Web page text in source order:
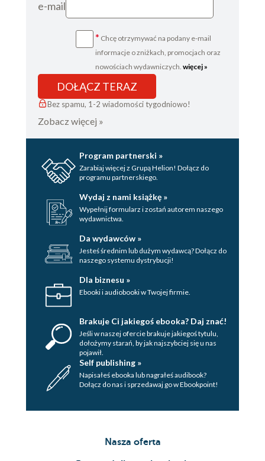
e-mail
* Chcę otrzymywać na podany e-mail
informacje o zniżkach, promocjach oraz
nowościach wydawniczych. więcej »
DOŁĄCZ TERAZ
Bez spamu, 1-2 wiadomości tygodniowo!
Zobacz więcej »
Program partnerski »
Zarabiaj więcej z Grupą Helion! Dołącz do
programu partnerskiego.
Wydaj z nami książkę »
Wypełnij formularz i zostań autorem naszego
wydawnictwa.
Da wydawców »
Jesteś średnim lub dużym wydawcą? Dołącz do
naszego systemu dystrybucji!
Dla biznesu »
Ebooki i audiobooki w Twojej firmie.
Brakuje Ci jakiegoś ebooka? Daj znać!
Jeśli w naszej ofercie brakuje jakiegoś tytulu,
dołożymy starań, by jak najszybciej się u nas
pojawił.
Self publishing »
Napisałeś ebooka lub nagrałeś audibook?
Dołącz do nas i sprzedawaj go w Ebookpoint!
Nasza oferta